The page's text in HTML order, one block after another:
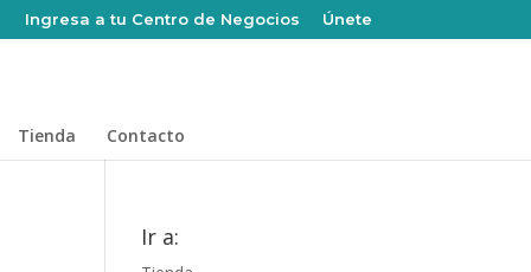
Ingresa a tu Centro de Negocios Únete
Tienda Contacto
Ir a: